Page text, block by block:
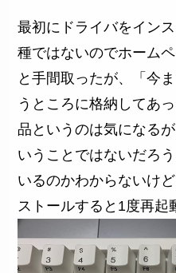
最初にドライバをイン
種ではないのでホーム
と手間取ったが、「今
うところに格納してあ
品というのは気になる
いうことではないだろ
いるのかわからないけ
ストールすると1度再起